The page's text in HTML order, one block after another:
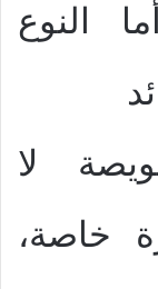
النوع
لا
خاصة،